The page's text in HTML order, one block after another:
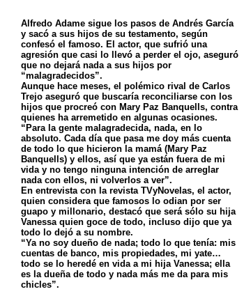
Alfredo Adame sigue los pasos de Andrés García
y sacó a sus hijos de su testamento, según
confesó el famoso. El actor, que sufrió una
agresión que casi lo llevó a perder el ojo, aseguró
que no dejará nada a sus hijos por
“malagradecidos”.
Aunque hace meses, el polémico rival de Carlos
Trejo aseguró que buscaría reconciliarse con los
hijos que procreó con Mary Paz Banquells, contra
quienes ha arremetido en algunas ocasiones.
“Para la gente malagradecida, nada, en lo
absoluto. Cada día que pasa me doy más cuenta
de todo lo que hicieron la mamá (Mary Paz
Banquells) y ellos, así que ya están fuera de mi
vida y no tengo ninguna intención de arreglar
nada con ellos, ni volverlos a ver”.
En entrevista con la revista TVyNovelas, el actor,
quien considera que famosos lo odian por ser
guapo y millonario, destacó que será sólo su hija
Vanessa quien goce de todo, incluso dijo que ya
todo lo dejó a su nombre.
“Ya no soy dueño de nada; todo lo que tenía: mis
cuentas de banco, mis propiedades, mi yate…
todo se lo heredé en vida a mi hija Vanessa; ella
es la dueña de todo y nada más me da para mis
chicles”.